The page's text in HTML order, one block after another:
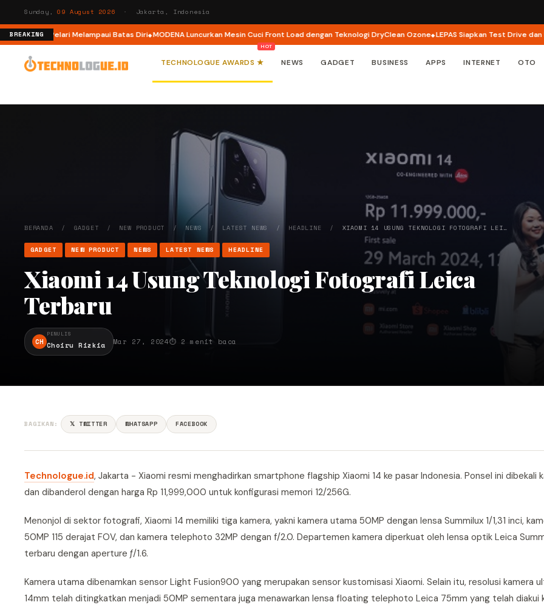
Sunday,09 August 2026 · Jakarta, Indonesia
BREAKING
Ajak Pelari Melampaui Batas Diri MODENA Luncurkan Mesin Cuci Front Load dengan Teknologi DryClean Ozone LEPAS Siapkan Test Drive dan
TECHNOLOGUE AWARDS ★ NEWS GADGET BUSINESS APPS INTERNET OTO
BERANDA / GADGET / NEW PRODUCT / NEWS / LATEST NEWS / HEADLINE / XIAOMI 14 USUNG TEKNOLOGI FOTOGRAFI LEI…
GADGET NEW PRODUCT NEWS LATEST NEWS HEADLINE
Xiaomi 14 Usung Teknologi Fotografi Leica
Terbaru
CH
PENULIS
Choiru Rizkia Mar 27, 2024⏱ 2 menit baca
BAGIKAN: 𝕏 TWITTER WHATSAPP FACEBOOK
Technologue.id, Jakarta - Xiaomi resmi menghadirkan smartphone flagship Xiaomi 14 ke pasar Indonesia. Ponsel ini dibekali
dan dibanderol dengan harga Rp 11,999,000 untuk konfigurasi memori 12/256G.
Menonjol di sektor fotografi, Xiaomi 14 memiliki tiga kamera, yakni kamera utama 50MP dengan lensa Summilux 1/1,31 inci,
50MP 115 derajat FOV, dan kamera telephoto 32MP dengan f/2.0. Departemen kamera diperkuat oleh lensa optik Leica
terbaru dengan aperture ƒ/1.6.
Kamera utama dibenamkan sensor Light Fusion900 yang merupakan sensor kustomisasi Xiaomi. Selain itu, resolusi kamera
14mm telah ditingkatkan menjadi 50MP sementara juga menawarkan lensa floating telephoto Leica 75mm yang telah diakui